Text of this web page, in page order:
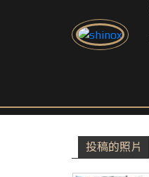
投稿的照片